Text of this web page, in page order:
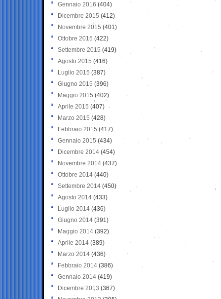
Gennaio 2016 (404)
Dicembre 2015 (412)
Novembre 2015 (401)
Ottobre 2015 (422)
Settembre 2015 (419)
Agosto 2015 (416)
Luglio 2015 (387)
Giugno 2015 (396)
Maggio 2015 (402)
Aprile 2015 (407)
Marzo 2015 (428)
Febbraio 2015 (417)
Gennaio 2015 (434)
Dicembre 2014 (454)
Novembre 2014 (437)
Ottobre 2014 (440)
Settembre 2014 (450)
Agosto 2014 (433)
Luglio 2014 (436)
Giugno 2014 (391)
Maggio 2014 (392)
Aprile 2014 (389)
Marzo 2014 (436)
Febbraio 2014 (386)
Gennaio 2014 (419)
Dicembre 2013 (367)